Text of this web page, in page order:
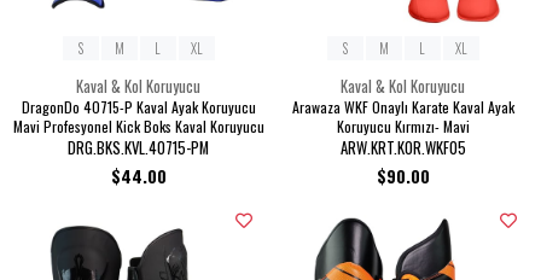
Kaval & Kol Koruyucu
DragonDo 40715-P Kaval Ayak Koruyucu
Mavi Profesyonel Kick Boks Kaval Koruyucu
DRG.BKS.KVL.40715-PM
$44.00
S M L XL
Kaval & Kol Koruyucu
Arawaza WKF Onaylı Karate Kaval Ayak
Koruyucu Kırmızı- Mavi
ARW.KRT.KOR.WKF05
$90.00
S M L XL